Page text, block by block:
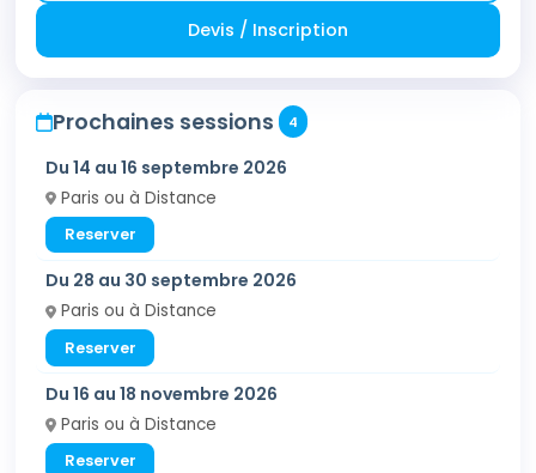
Devis / Inscription
Prochaines sessions 4
Du 14 au 16 septembre 2026
Paris ou à Distance
Reserver
Du 28 au 30 septembre 2026
Paris ou à Distance
Reserver
Du 16 au 18 novembre 2026
Paris ou à Distance
Reserver